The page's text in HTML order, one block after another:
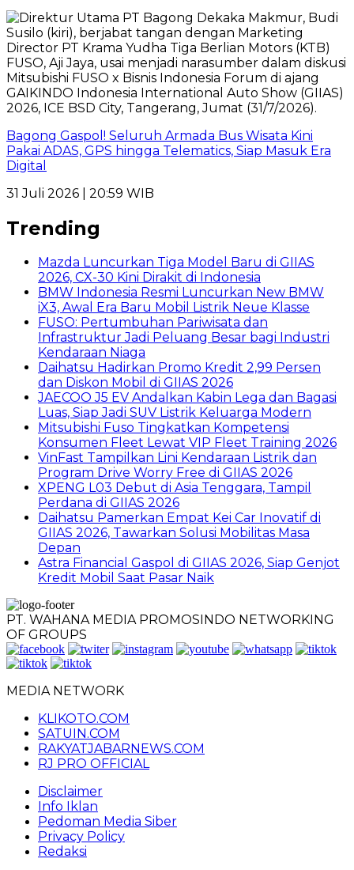
Bagong Gaspol! Seluruh Armada Bus Wisata Kini
Pakai ADAS, GPS hingga Telematics, Siap Masuk Era
Digital
31 Juli 2026 | 20:59 WIB
Trending
Mazda Luncurkan Tiga Model Baru di GIIAS
2026, CX-30 Kini Dirakit di Indonesia
BMW Indonesia Resmi Luncurkan New BMW
iX3, Awal Era Baru Mobil Listrik Neue Klasse
FUSO: Pertumbuhan Pariwisata dan
Infrastruktur Jadi Peluang Besar bagi Industri
Kendaraan Niaga
Daihatsu Hadirkan Promo Kredit 2,99 Persen
dan Diskon Mobil di GIIAS 2026
JAECOO J5 EV Andalkan Kabin Lega dan Bagasi
Luas, Siap Jadi SUV Listrik Keluarga Modern
Mitsubishi Fuso Tingkatkan Kompetensi
Konsumen Fleet Lewat VIP Fleet Training 2026
VinFast Tampilkan Lini Kendaraan Listrik dan
Program Drive Worry Free di GIIAS 2026
XPENG L03 Debut di Asia Tenggara, Tampil
Perdana di GIIAS 2026
Daihatsu Pamerkan Empat Kei Car Inovatif di
GIIAS 2026, Tawarkan Solusi Mobilitas Masa
Depan
Astra Financial Gaspol di GIIAS 2026, Siap Genjot
Kredit Mobil Saat Pasar Naik
PT. WAHANA MEDIA PROMOSINDO NETWORKING
OF GROUPS
MEDIA NETWORK
KLIKOTO.COM
SATUIN.COM
RAKYATJABARNEWS.COM
RJ PRO OFFICIAL
Disclaimer
Info Iklan
Pedoman Media Siber
Privacy Policy
Redaksi